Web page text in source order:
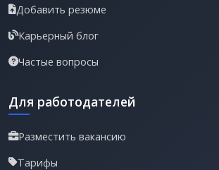
Добавить резюме
Карьерный блог
Частые вопросы
Для работодателей
Разместить вакансию
Тарифы